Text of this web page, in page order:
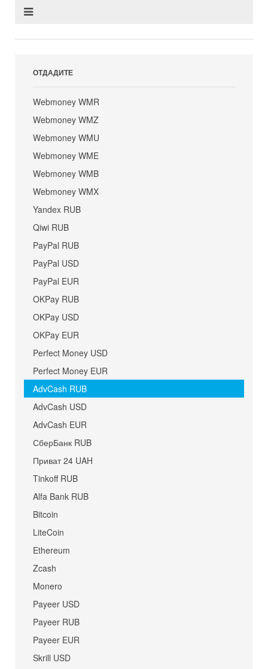
ОТДАДИТЕ
Webmoney WMR
Webmoney WMZ
Webmoney WMU
Webmoney WME
Webmoney WMB
Webmoney WMX
Yandex RUB
Qiwi RUB
PayPal RUB
PayPal USD
PayPal EUR
OKPay RUB
OKPay USD
OKPay EUR
Perfect Money USD
Perfect Money EUR
AdvCash RUB
AdvCash USD
AdvCash EUR
СберБанк RUB
Приват 24 UAH
Tinkoff RUB
Alfa Bank RUB
Bitcoin
LiteCoin
Ethereum
Zcash
Monero
Payeer USD
Payeer RUB
Payeer EUR
Skrill USD